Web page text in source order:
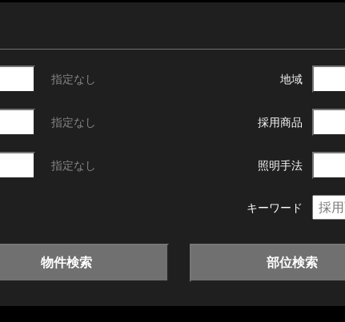
指定なし 地域
指定なし 採用商品
指定なし 照明手法
キーワード
物件検索 部位検索